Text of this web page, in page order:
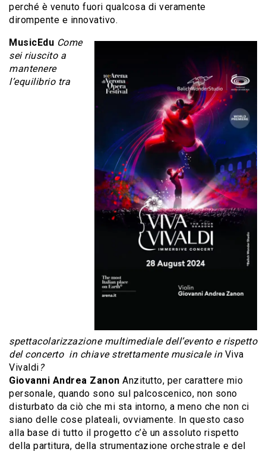
perché è venuto fuori qualcosa di veramente
dirompente e innovativo.
MusicEdu Come
sei riuscito a
mantenere
l’equilibrio tra
spettacolarizzazione multimediale dell’evento e rispetto
del concerto in chiave strettamente musicale in Viva
Vivaldi ?
Giovanni Andrea Zanon Anzitutto, per carattere mio
personale, quando sono sul palcoscenico, non sono
disturbato da ciò che mi sta intorno, a meno che non ci
siano delle cose plateali, ovviamente. In questo caso
alla base di tutto il progetto c’è un assoluto rispetto
della partitura, della strumentazione orchestrale e del